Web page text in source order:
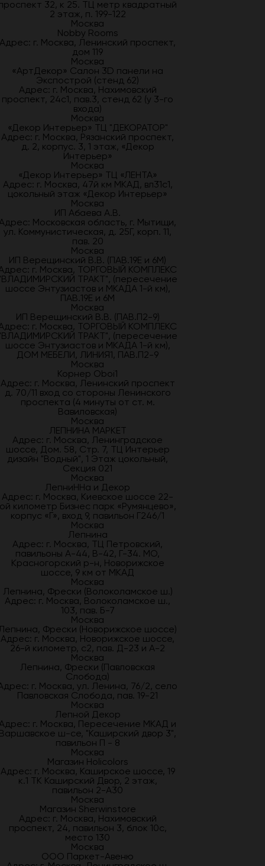
32, к 25. ТЦ метр квадратный
2 этаж, п. 199-122
Москва
Nobby Rooms
Адрес: г. Москва, Ленинский проспект,
дом 119
Москва
«АртДекор» Салон 3D панели на
Экспострой (стенд 62)
Адрес: г. Москва, Нахимовский
проспект, 24с1, пав.3, стенд 62 (у 3-го
входа)
Москва
«Декор Интерьер» ТЦ "ДЕКОРАТОР"
Адрес: г. Москва, Рязанский проспект,
д. 2, корпус. 3, 1 этаж, «Декор
Интерьер»
Москва
«Декор Интерьер» ТЦ «ЛЕНТА»
Адрес: г. Москва, 47й км МКАД, вл31с1,
цокольный этаж «Декор Интерьер»
Москва
ИП Абаева А.В.
Московская область, г. Мытищи,
ул. Коммунистическая, д. 25Г, корп. 11,
пав. 20
Москва
ИП Верещинский В.В. (ПАВ.19Е и 6М)
г. Москва, ТОРГОВЫЙ КОМПЛЕКС
ТРАКТ", (пересечение
шоссе Энтузиастов и МКАДА 1-й км),
ПАВ.19Е и 6М
Москва
ИП Верещинский В.В. (ПАВ.П2-9)
г. Москва, ТОРГОВЫЙ КОМПЛЕКС
ТРАКТ", (пересечение
шоссе Энтузиастов и МКАДА 1-й км),
ДОМ МЕБЕЛИ, ЛИНИЯ1, ПАВ.П2-9
Москва
Корнер Oboi1
Адрес: г. Москва, Ленинский проспект
д. 70/11 вход со стороны Ленинского
проспекта (4 минуты от ст. м.
Вавиловская)
Москва
ЛЕПНИНА МАРКЕТ
Адрес: г. Москва, Ленинградское
шоссе, Дом. 58, Стр. 7, ТЦ Интерьер
дизайн "Водный", 1 Этаж цокольный,
Секция 021
Москва
ЛепниННа и Декор
Адрес: г. Москва, Киевское шоссе 22-
километр Бизнес парк «Румянцево»,
корпус «Г», вход 9, павильон Г246/1
Москва
Лепнина
Адрес: г. Москва, ТЦ Петровский,
павильоны А-44, В-42, Г-34. МО,
Красногорский р-н, Новорижское
шоссе, 9 км от МКАД
Москва
Лепнина, Фрески (Волоколамское ш.)
Адрес: г. Москва, Волоколамское ш.,
103, пав. Б-7
Москва
Фрески (Новорижское шоссе)
Адрес: г. Москва, Новорижское шоссе,
26-й километр, с2, пав. Д-23 и А-2
Москва
Лепнина, Фрески (Павловская
Слобода)
г. Москва, ул. Ленина, 76/2, село
Павловская Слобода, пав. 19-21
Москва
Лепной Декор
г. Москва, Пересечение МКАД и
ш-се, "Каширский двор 3",
павильон П - 8
Москва
Магазин Holicolors
Адрес: г. Москва, Каширское шоссе, 19
к.1 ТК Каширский Двор, 2 этаж,
павильон 2-А30
Москва
Магазин Sherwinstore
Адрес: г. Москва, Нахимовский
проспект, 24, павильон 3, блок 10с,
место 130
Москва
ООО Паркет-Авeню